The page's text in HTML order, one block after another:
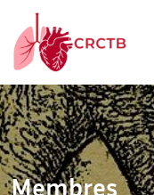
Aller au contenu
Membres